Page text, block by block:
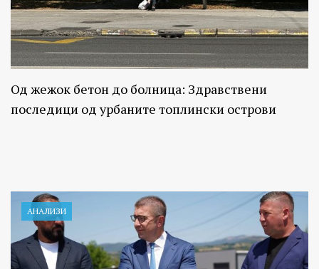
Од жежок бетон до болница: Здравствени
последици од урбаните топлински острови
АНАЛИЗИ